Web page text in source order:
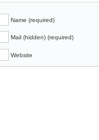
Name (required)
Mail (hidden) (required)
Website